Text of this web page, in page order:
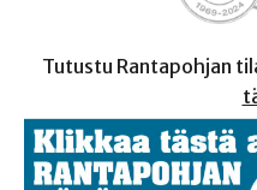
Tutustu Rantapohjan